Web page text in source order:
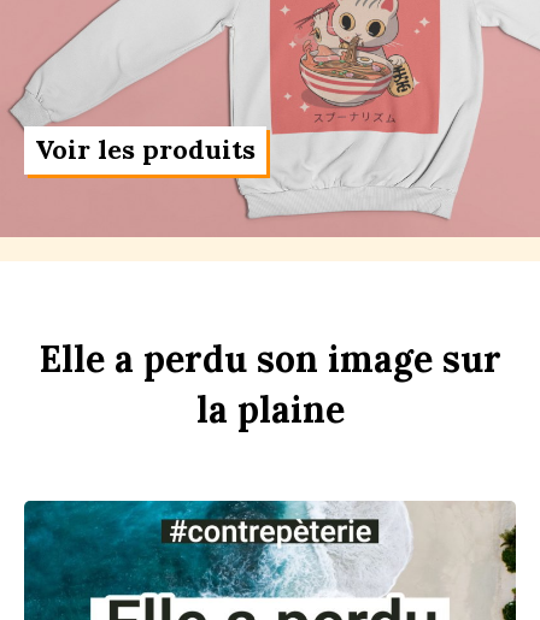
Voir les produits
Elle a perdu son image sur
la plaine